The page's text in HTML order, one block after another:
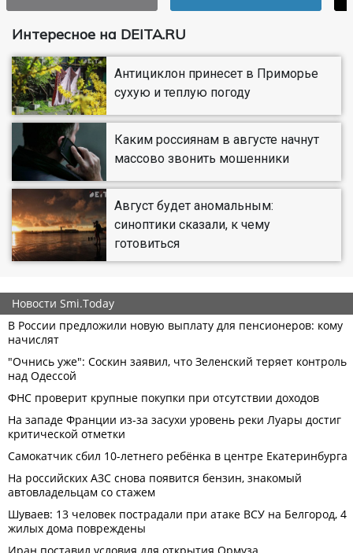
Интересное на DEITA.RU
Антициклон принесет в Приморье
сухую и теплую погоду
Каким россиянам в августе начнут
массово звонить мошенники
Август будет аномальным:
синоптики сказали, к чему
готовиться